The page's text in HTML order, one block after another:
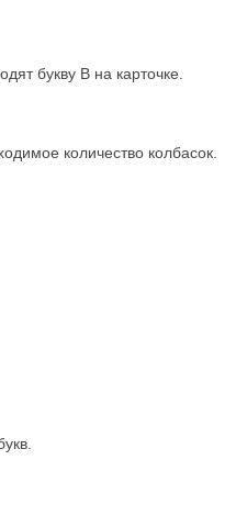
букву В на карточке.
количество колбасок.